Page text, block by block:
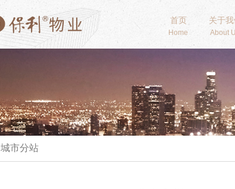
首页
Home
关于
About
城市分站